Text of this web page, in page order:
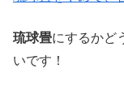
琉球畳にするかど
いです！